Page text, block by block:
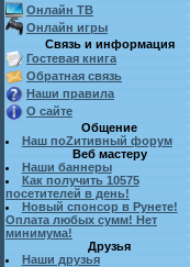
Онлайн ТВ
Онлайн игры
Связь и информация
Гостевая книга
Обратная связь
Наши правила
О сайте
Общение
Наш поZитивный форум
Веб мастеру
Наши баннеры
Как получить 10575
посетителей в день!
Новый спонсор в Рунете!
Оплата любых сумм! Нет
минимума!
Друзья
Наши друзья